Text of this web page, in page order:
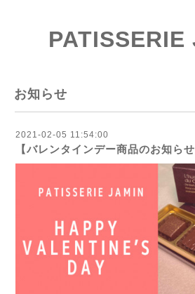
PATISSERIE
お知らせ
2021-02-05 11:54:00
【バレンタインデー商品のお知らせ